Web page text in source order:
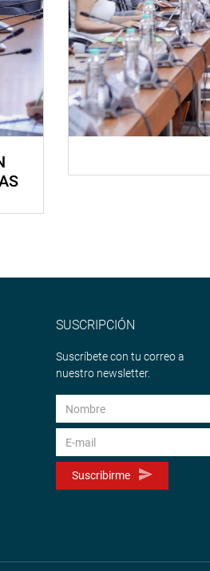
SUSCRIPCIÓN
Suscríbete con tu correo a
nuestro newsletter.
Suscribirme